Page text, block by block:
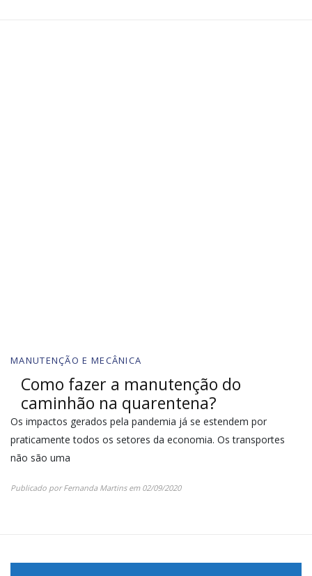
MANUTENÇÃO E MECÂNICA
Como fazer a manutenção do
caminhão na quarentena?
Os impactos gerados pela pandemia já se estendem por
praticamente todos os setores da economia. Os transportes
não são uma
Publicado porFernanda Martinsem 02/09/2020